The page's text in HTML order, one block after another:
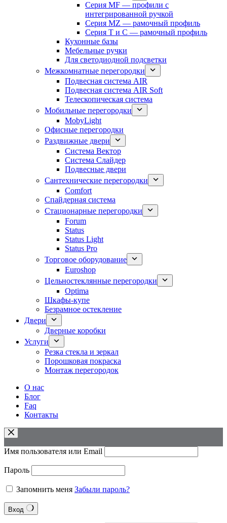
Серия MF — профили с
интегрированной ручкой
Серия MZ — рамочный профиль
Серия T и C — рамочный профиль
Кухонные базы
Мебельные ручки
Для светодиодной подсветки
Межкомнатные перегородки
Подвесная система AIR
Подвесная система AIR Soft
Телескопическая система
Мобильные перегородки
MobyLight
Офисные перегородки
Раздвижные двери
Система Вектор
Система Слайдер
Подвесные двери
Сантехнические перегородки
Comfort
Спайдерная система
Стационарные перегородки
Forum
Status
Status Light
Status Pro
Торговое оборудование
Euroshop
Цельностеклянные перегородки
Optima
Шкафы-купе
Безрамное остекление
Двери
Дверные коробки
Услуги
Резка стекла и зеркал
Порошковая покраска
Монтаж перегородок
О нас
Блог
Faq
Контакты
Имя пользователя или Email
Пароль
Запомнить меня Забыли пароль?
Вход